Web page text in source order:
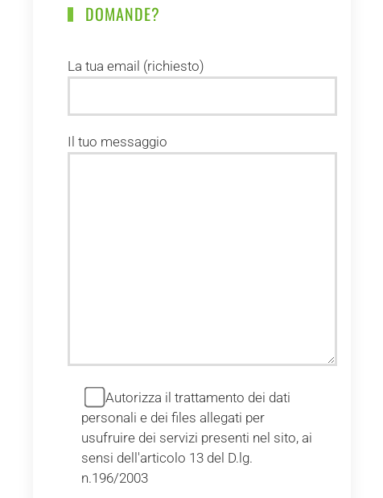
DOMANDE?
La tua email (richiesto)
Il tuo messaggio
Autorizza il trattamento dei dati
personali e dei files allegati per
usufruire dei servizi presenti nel sito, ai
sensi dell'articolo 13 del D.lg.
n.196/2003